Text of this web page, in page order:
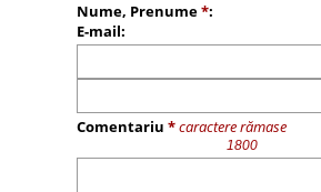
Nume, Prenume*:
E-mail:
Comentariu *caractere rămase